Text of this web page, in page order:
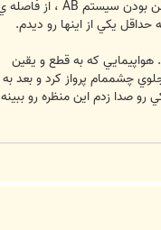
يکي از اينها رو ديدم.
که به قطع و يقين
صدا زدم اين منظره رو ببينه